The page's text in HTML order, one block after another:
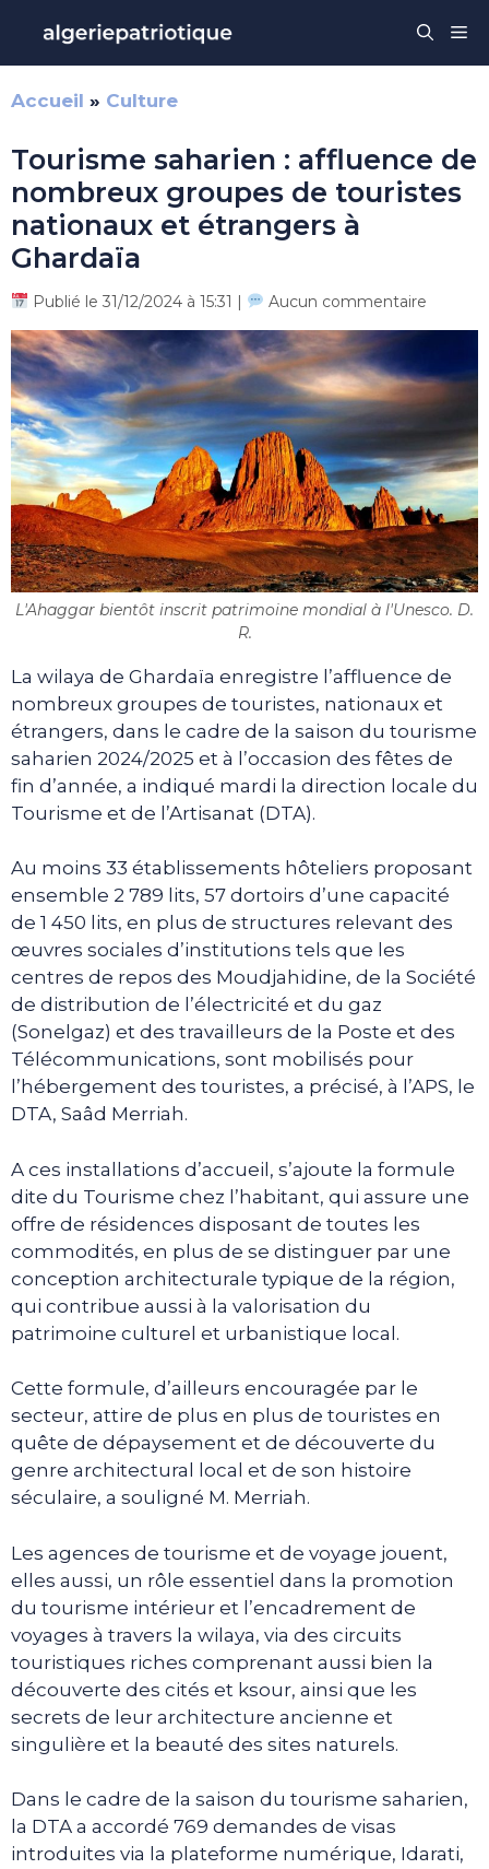
contenu
Accueil » Culture
Tourisme saharien : affluence de
nombreux groupes de touristes
nationaux et étrangers à
Ghardaïa
Publié le 31/12/2024 à 15:31 | Aucun commentaire
L'Ahaggar bientôt inscrit patrimoine mondial à l'Unesco. D.
R.
La wilaya de Ghardaïa enregistre l’affluence de
nombreux groupes de touristes, nationaux et
étrangers, dans le cadre de la saison du tourisme
saharien 2024/2025 et à l’occasion des fêtes de
fin d’année, a indiqué mardi la direction locale du
Tourisme et de l’Artisanat (DTA).
Au moins 33 établissements hôteliers proposant
ensemble 2 789 lits, 57 dortoirs d’une capacité
de 1 450 lits, en plus de structures relevant des
œuvres sociales d’institutions tels que les
centres de repos des Moudjahidine, de la Société
de distribution de l’électricité et du gaz
(Sonelgaz) et des travailleurs de la Poste et des
Télécommunications, sont mobilisés pour
l’hébergement des touristes, a précisé, à l’APS, le
DTA, Saâd Merriah.
A ces installations d’accueil, s’ajoute la formule
dite du Tourisme chez l’habitant, qui assure une
offre de résidences disposant de toutes les
commodités, en plus de se distinguer par une
conception architecturale typique de la région,
qui contribue aussi à la valorisation du
patrimoine culturel et urbanistique local.
Cette formule, d’ailleurs encouragée par le
secteur, attire de plus en plus de touristes en
quête de dépaysement et de découverte du
genre architectural local et de son histoire
séculaire, a souligné M. Merriah.
Les agences de tourisme et de voyage jouent,
elles aussi, un rôle essentiel dans la promotion
du tourisme intérieur et l’encadrement de
voyages à travers la wilaya, via des circuits
touristiques riches comprenant aussi bien la
découverte des cités et ksour, ainsi que les
secrets de leur architecture ancienne et
singulière et la beauté des sites naturels.
Dans le cadre de la saison du tourisme saharien,
la DTA a accordé 769 demandes de visas
introduites via la plateforme numérique, Idarati,